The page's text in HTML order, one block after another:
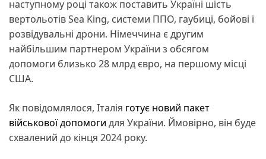
наступному році також поставить Україні шість
вертольотів Sea King, системи ППО, гаубиці, бойові і
розвідувальні дрони. Німеччина є другим
найбільшим партнером України з обсягом
допомоги близько 28 млрд євро, на першому місці
США.
Як повідомлялося, Італія готує новий пакет
військової допомоги для України. Ймовірно, він буде
схвалений до кінця 2024 року.